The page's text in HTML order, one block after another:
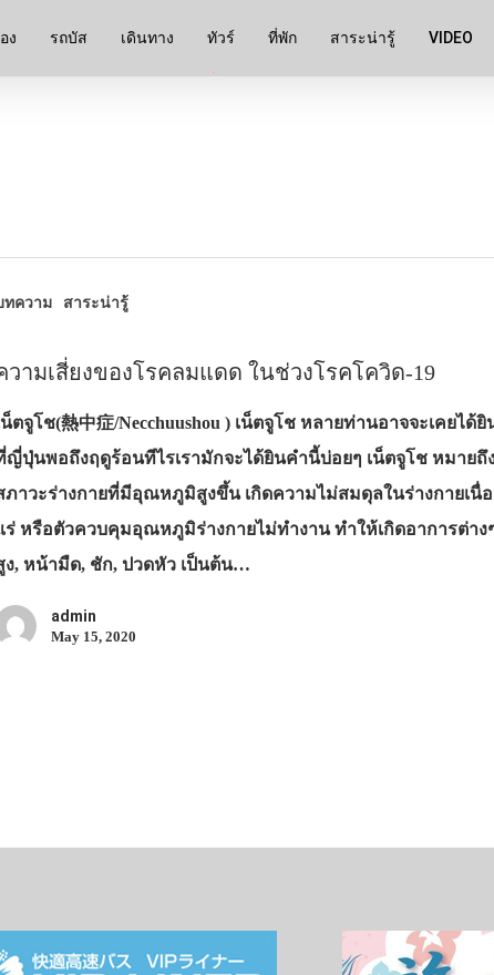
ง รถบัส เดินทาง ทัวร์ ที่พัก สาระน่ารู้ VIDEO
ทความ สาระน่ารู้
วามเสี่ยงของโรคลมแดด ในช่วงโรคโควิด-19
น็ตจูโช(熱中症/Necchuushou ) เน็ตจูโช หลายท่านอาจจะเคยได้
ญี่ปุ่นพอถึงฤดูร้อนทีไรเรามักจะได้ยินคำนี้บ่อยๆ เน็ตจูโช หมายถึ
ภาวะร่างกายที่มีอุณหภูมิสูงขึ้น เกิดความไม่สมดุลในร่างกายเนื่
ร่ หรือตัวควบคุมอุณหภูมิร่างกายไม่ทำงาน ทำให้เกิดอาการต่า
ง, หน้ามืด, ชัก, ปวดหัว เป็นต้น…
admin
May 15, 2020